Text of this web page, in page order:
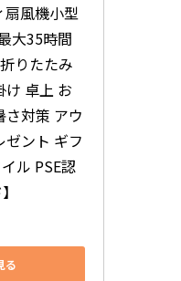
扇風機小型
大35時間
りたたみ
け 卓上 お
さ対策 アウ
ゼント ギフ
ル PSE認
る